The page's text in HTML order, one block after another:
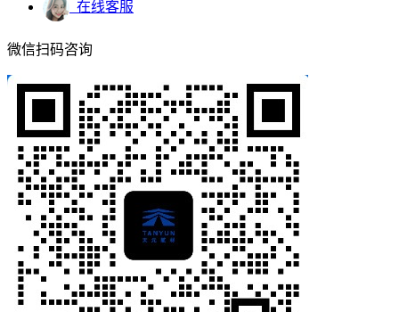
在线客服
微信扫码咨询